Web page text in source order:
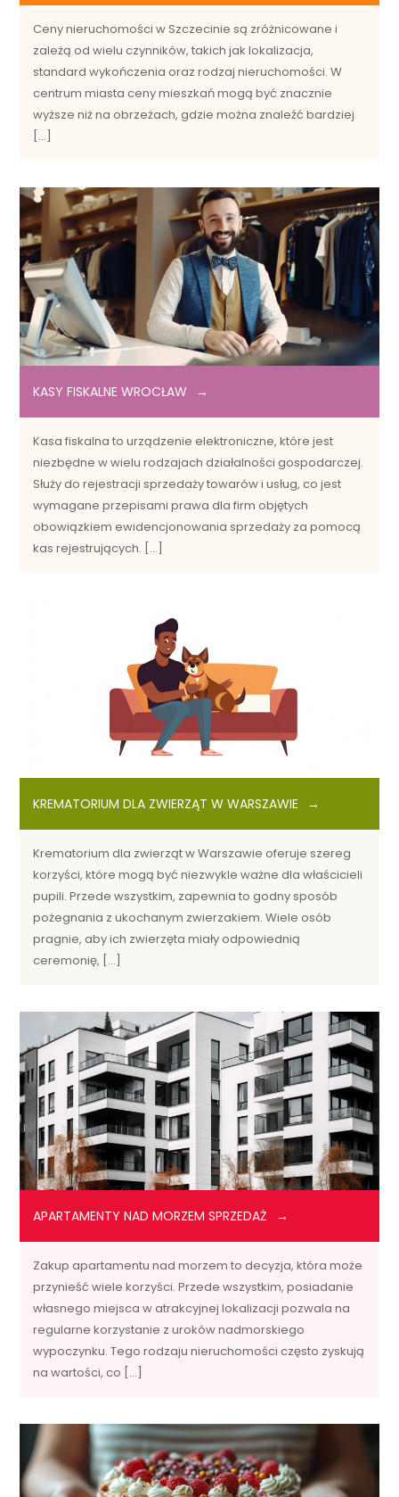
Ceny nieruchomości w Szczecinie są zróżnicowane i
zależą od wielu czynników, takich jak lokalizacja,
standard wykończenia oraz rodzaj nieruchomości. W
centrum miasta ceny mieszkań mogą być znacznie
wyższe niż na obrzeżach, gdzie można znaleźć bardziej
[…]
KASY FISKALNE WROCŁAW
Kasa fiskalna to urządzenie elektroniczne, które jest
niezbędne w wielu rodzajach działalności gospodarczej.
Służy do rejestracji sprzedaży towarów i usług, co jest
wymagane przepisami prawa dla firm objętych
obowiązkiem ewidencjonowania sprzedaży za pomocą
kas rejestrujących. […]
KREMATORIUM DLA ZWIERZĄT W WARSZAWIE
Krematorium dla zwierząt w Warszawie oferuje szereg
korzyści, które mogą być niezwykle ważne dla właścicieli
pupili. Przede wszystkim, zapewnia to godny sposób
pożegnania z ukochanym zwierzakiem. Wiele osób
pragnie, aby ich zwierzęta miały odpowiednią
ceremonię, […]
APARTAMENTY NAD MORZEM SPRZEDAŻ
Zakup apartamentu nad morzem to decyzja, która może
przynieść wiele korzyści. Przede wszystkim, posiadanie
własnego miejsca w atrakcyjnej lokalizacji pozwala na
regularne korzystanie z uroków nadmorskiego
wypoczynku. Tego rodzaju nieruchomości często zyskują
na wartości, co […]